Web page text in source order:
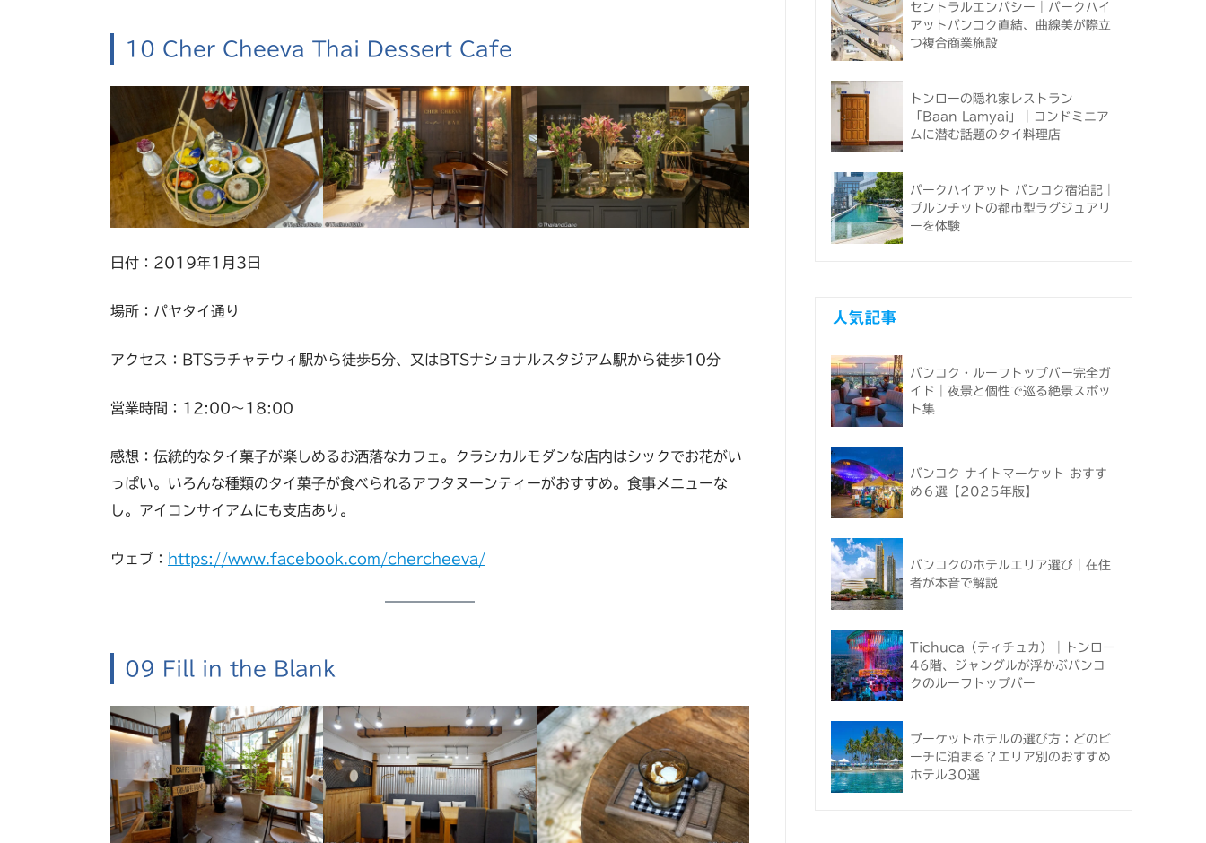
10 Cher Cheeva Thai Dessert Cafe
日付：2019年1月3日
場所：パヤタイ通り
アクセス：BTSラチャテウィ駅から徒歩5分、又はBTSナショナルスタジアム駅から徒歩10分
営業時間：12:00〜18:00
感想：伝統的なタイ菓子が楽しめるお洒落なカフェ。クラシカルモダンな店内はシックでお花がい
っぱい。いろんな種類のタイ菓子が食べられるアフタヌーンティーがおすすめ。食事メニューな
し。アイコンサイアムにも支店あり。
ウェブ： https://www.facebook.com/chercheeva/
09 Fill in the Blank
セントラルエンバシー｜パークハイ
アットバンコク直結、曲線美が際立
つ複合商業施設
トンローの隠れ家レストラン
「Baan Lamyai」｜コンドミニア
ムに潜む話題のタイ料理店
パークハイアット バンコク宿泊記｜
プルンチットの都市型ラグジュアリ
ーを体験
人気記事
バンコク・ルーフトップバー完全ガ
イド｜夜景と個性で巡る絶景スポッ
ト集
バンコク ナイトマーケット おすす
め６選【2025年版】
バンコクのホテルエリア選び｜在住
者が本音で解説
Tichuca（ティチュカ）｜トンロー
46階、ジャングルが浮かぶバンコ
クのルーフトップバー
プーケットホテルの選び方：どのビ
ーチに泊まる？エリア別のおすすめ
ホテル30選